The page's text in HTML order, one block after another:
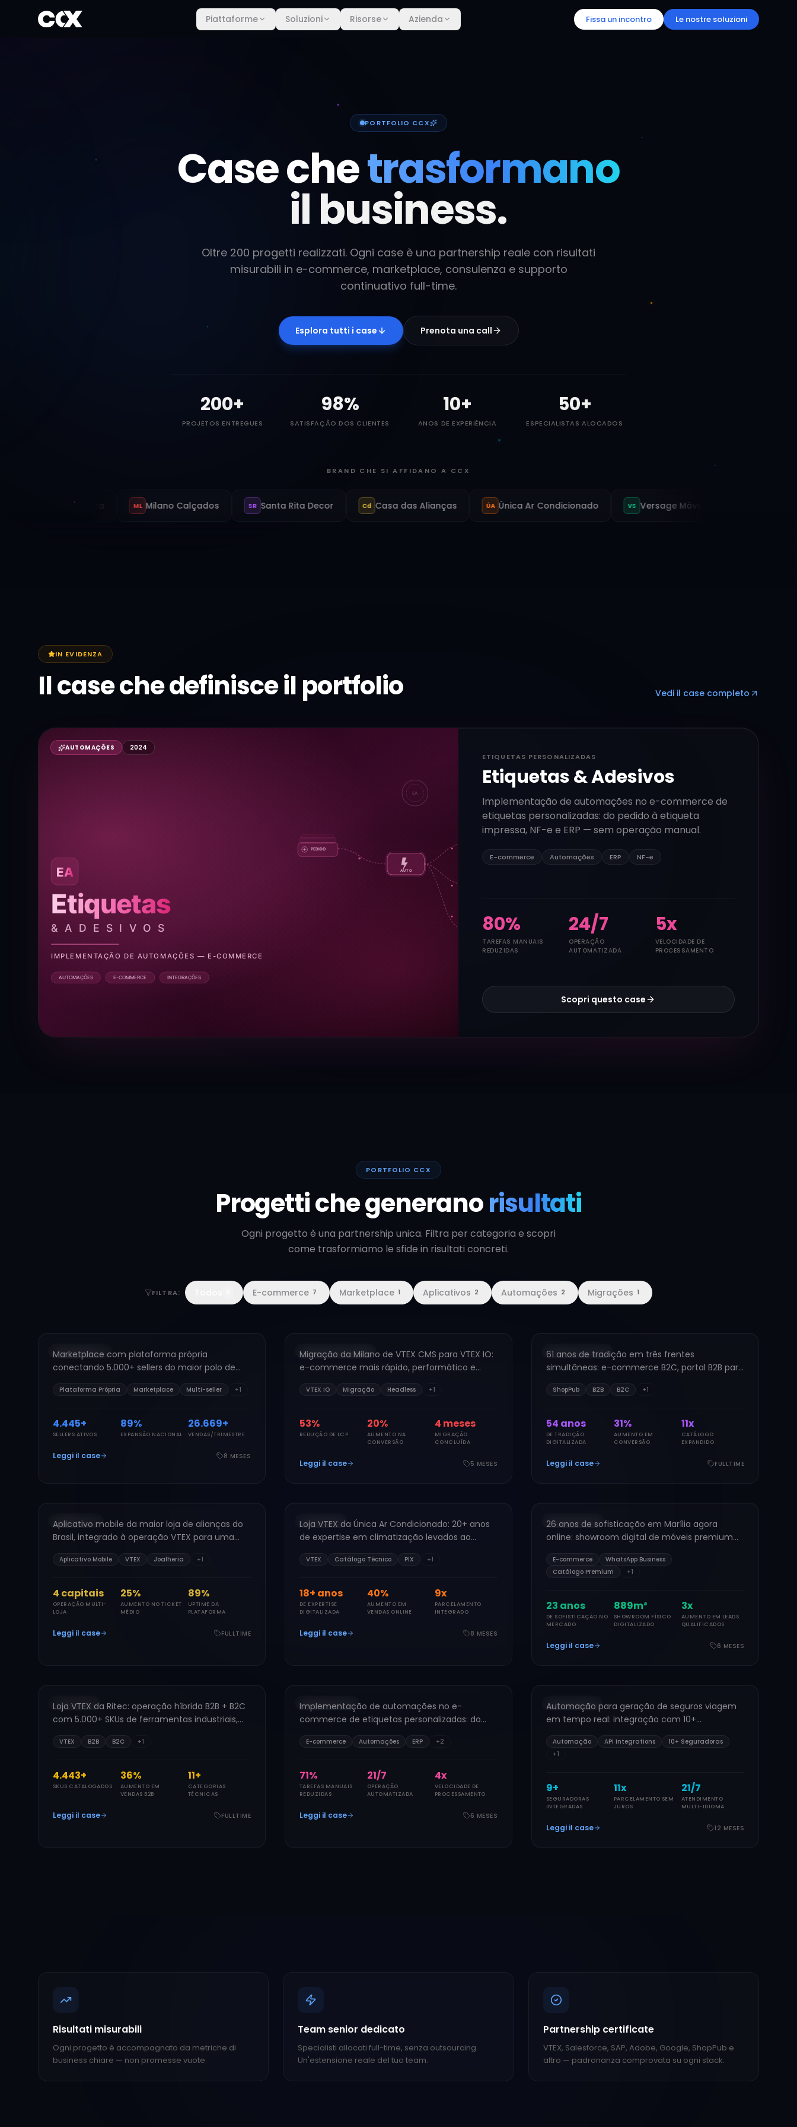
Piattaforme Soluzioni Risorse Azienda Fissa un incontro Le nostre soluzioni
PORTFOLIO CCX
Case chetrasformano
il business.
Oltre 200 progetti realizzati. Ogni case è una partnership reale con risultati
misurabili in e-commerce, marketplace, consulenza e supporto
continuativo full-time.
Esplora tutti i case Prenota una call
200+
PROJETOS ENTREGUES
98%
SATISFAÇÃO DOS CLIENTES
10+
ANOS DE EXPERIÊNCIA
50+
ESPECIALISTAS ALOCADOS
BRAND CHE SI AFFIDANO A CCX
Fortaleza Milano Calçados Santa Rita Decor Casa das Alianças Única Ar Condicionado Versage Móveis
IN EVIDENZA
Il case che definisce il portfolio Vedi il case completo
AUTOMAÇÕES 2024
ETIQUETAS PERSONALIZADAS
Etiquetas & Adesivos
Implementação de automações no e-commerce de
etiquetas personalizadas: do pedido à etiqueta
impressa, NF-e e ERP — sem operação manual.
E-commerce Automações ERP NF-e
80%
TAREFAS MANUAIS
REDUZIDAS
24/7
OPERAÇÃO
AUTOMATIZADA
5x
VELOCIDADE DE
PROCESSAMENTO
Scopri questo case
PORTFOLIO CCX
Progetti che generanorisultati
Ogni progetto è una partnership unica. Filtra per categoria e scopri
come trasformiamo le sfide in risultati concreti.
FILTRA: E-commerce 7 Marketplace 1 Aplicativos 2 Automações 2 Migrações 1
MARKETPLACE
Marketplace com plataforma própria
conectando 5.000+ sellers do maior polo de
Brasil.
Plataforma Própria Marketplace Multi-seller +1
5.000+
SELLERS ATIVOS
100%
EXPANSÃO NACIONAL
30.000+
VENDAS/TRIMESTRE
Leggi il case 8 MESES
MIGRAÇÃO VTEX IO ML
MODA & CALÇADOS
Migração da Milano de VTEX CMS para VTEX IO:
e-commerce mais rápido, performático e
lojas em 5 estados.
VTEX IO Migração Headless +1
60%
REDUÇÃO DE LCP
22%
AUMENTO NA
CONVERSÃO
5 meses
MIGRAÇÃO
CONCLUÍDA
Leggi il case 5 MESES
B2B + B2C + APP
DECORAÇÃO & TECIDOS
61 anos de tradição em três frentes
simultâneas: e-commerce B2C, portal B2B para
Decor.
ShopPub B2B B2C +1
61anos
DE TRADIÇÃO
DIGITALIZADA
35%
AUMENTO EM
CONVERSÃO
12x
CATÁLOGO
EXPANDIDO
Leggi il case FULLTIME
APLICATIVO CD
Aplicativo mobile da maior loja de alianças do
Brasil, integrado à operação VTEX para uma
dispositivo.
Aplicativo Mobile VTEX Joalheria +1
4 capitais
OPERAÇÃO MULTI-
LOJA
28%
AUMENTO NO TICKET
MÉDIO
100%
UPTIME DA
PLATAFORMA
Leggi il case FULLTIME
LOJA VTEX ÚA
Loja VTEX da Única Ar Condicionado: 20+ anos
de expertise em climatização levados ao
logística nacional.
VTEX Catálogo Técnico PIX +1
20+ anos
DE EXPERTISE
DIGITALIZADA
45%
AUMENTO EM
VENDAS ONLINE
10x
PARCELAMENTO
INTEGRADO
Leggi il case 8 MESES
E-COMMERCE
26 anos de sofisticação em Marília agora
online: showroom digital de móveis premium
E-commerce
WhatsApp Business
Catálogo Premium
+1
26 anos
DE SOFISTICAÇÃO NO
MERCADO
1.000m²
SHOWROOM FÍSICO
DIGITALIZADO
3x
AUMENTO EM LEADS
QUALIFICADOS
Leggi il case 6 MESES
LOJA VTEX RM
Loja VTEX da Ritec: operação híbrida B2B + B2C
com 5.000+ SKUs de ferramentas industriais,
VTEX B2B B2C +1
5.000+
SKUS CATALOGADOS
40%
AUMENTO EM
VENDAS B2B
12+
CATEGORIAS
TÉCNICAS
Leggi il case FULLTIME
AUTOMAÇÕES
Implementação de automações no e-
commerce de etiquetas personalizadas: do
operação manual.
E-commerce Automações ERP +2
80%
TAREFAS MANUAIS
REDUZIDAS
24/7
OPERAÇÃO
AUTOMATIZADA
5x
VELOCIDADE DE
PROCESSAMENTO
Leggi il case 6 MESES
AUTOMAÇÃO AD
Automação para geração de seguros viagem
em tempo real: integração com 10+
sem fricção.
Automação API Integrations
10+ Seguradoras
+1
10+
SEGURADORAS
INTEGRADAS
12x
PARCELAMENTO SEM
JUROS
24/7
ATENDIMENTO
MULTI-IDIOMA
Leggi il case 12 MESES
Risultati misurabili
Ogni progetto è accompagnato da metriche di
business chiare — non promesse vuote.
Team senior dedicato
Specialisti allocati full-time, senza outsourcing.
Un'estensione reale del tuo team.
Partnership certificate
VTEX, Salesforce, SAP, Adobe, Google, ShopPub e
altro — padronanza comprovata su ogni stack.